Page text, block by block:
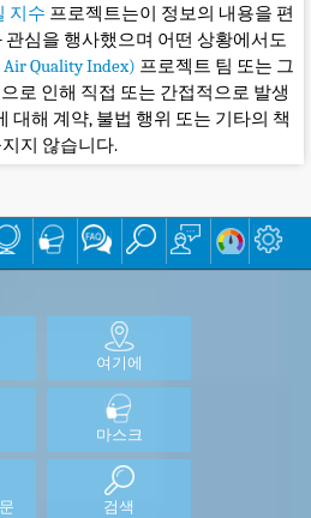
지수 프로젝트는이 정보의 내용을 편
심을 행사했으며 어떤 상황에서도
Quality Index) 프로젝트 팀 또는 그
로 인해 직접 또는 간접적으로 발생
대해 계약, 불법 행위 또는 기타의 책
지 않습니다.
여기에
마스크
검색